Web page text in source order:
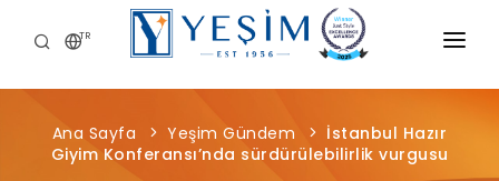
TR
KURUMSAL
ÜRÜNLERIMIZ
Ana Sayfa Yeşim Gündem
İstanbul Hazır
Giyim Konferansı’nda sürdürülebilirlik vurgusu